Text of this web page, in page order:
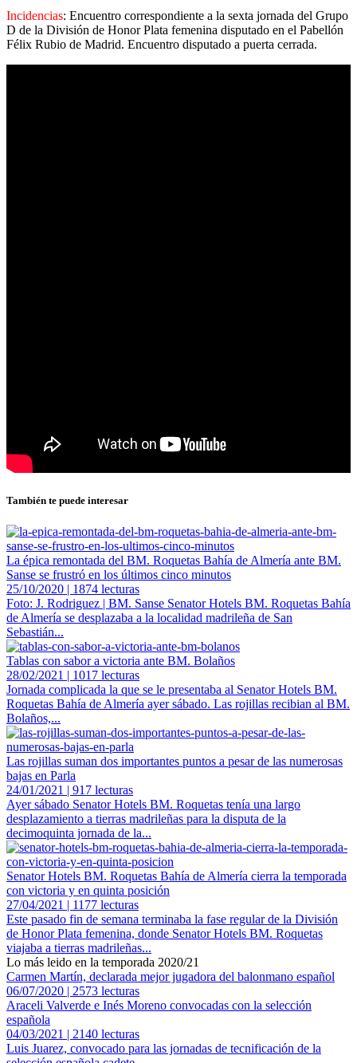
Incidencias: Encuentro correspondiente a la sexta jornada del Grupo
D de la División de Honor Plata femenina disputado en el Pabellón
Félix Rubio de Madrid. Encuentro disputado a puerta cerrada.
También te puede interesar
La épica remontada del BM. Roquetas Bahía de Almería ante BM.
Sanse se frustró en los últimos cinco minutos
25/10/2020 | 1874 lecturas
Foto: J. Rodriguez | BM. Sanse Senator Hotels BM. Roquetas Bahía
de Almería se desplazaba a la localidad madrileña de San
Sebastián...
Tablas con sabor a victoria ante BM. Bolaños
28/02/2021 | 1017 lecturas
Jornada complicada la que se le presentaba al Senator Hotels BM.
Roquetas Bahía de Almería ayer sábado. Las rojillas recibian al BM.
Bolaños,...
Las rojillas suman dos importantes puntos a pesar de las numerosas
bajas en Parla
24/01/2021 | 917 lecturas
Ayer sábado Senator Hotels BM. Roquetas tenía una largo
desplazamiento a tierras madrileñas para la disputa de la
decimoquinta jornada de la...
Senator Hotels BM. Roquetas Bahía de Almería cierra la temporada
con victoria y en quinta posición
27/04/2021 | 1177 lecturas
Este pasado fin de semana terminaba la fase regular de la División
de Honor Plata femenina, donde Senator Hotels BM. Roquetas
viajaba a tierras madrileñas...
Lo más leido en la temporada 2020/21
Carmen Martín, declarada mejor jugadora del balonmano español
06/07/2020 | 2573 lecturas
Araceli Valverde e Inés Moreno convocadas con la selección
española
04/03/2021 | 2140 lecturas
Luis Juarez, convocado para las jornadas de tecnificación de la